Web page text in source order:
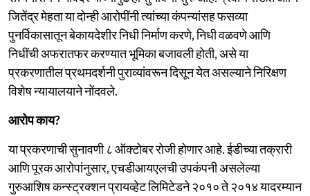
जितेंद्र मेहता या दोन्ही आरोपींनी त्यांच्या कंपन्यांसह फसव्या
पुनर्विकासातून बेकायदेशीर निधी निर्माण करणे, निधी वळवणे आणि
निधींची अफरातफर करण्यात भूमिका बजावली होती, असे या
प्रकरणातील प्रथमदर्शनी पुराव्यांवरून दिसून येत असल्याने निरिक्षण
विशेष न्यायालयाने नोंदवले.
आरोप काय?
या प्रकरणाची सुनावणी ८ ऑक्टोबर रोजी होणार आहे. ईडीच्या तक्रारी
आणि पूरक आरोपांनुसार, एचडीआयएलची उपकंपनी असलेल्या
गुरुआशिष कन्स्ट्रक्शन प्रायव्हेट लिमिटेडने २०१० ते २०१४ यादरम्यान